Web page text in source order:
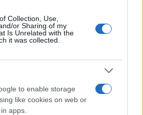
Collection, Use,
or Sharing of my
Is Unrelated with the
it was collected.
to enable storage
like cookies on web or
apps.